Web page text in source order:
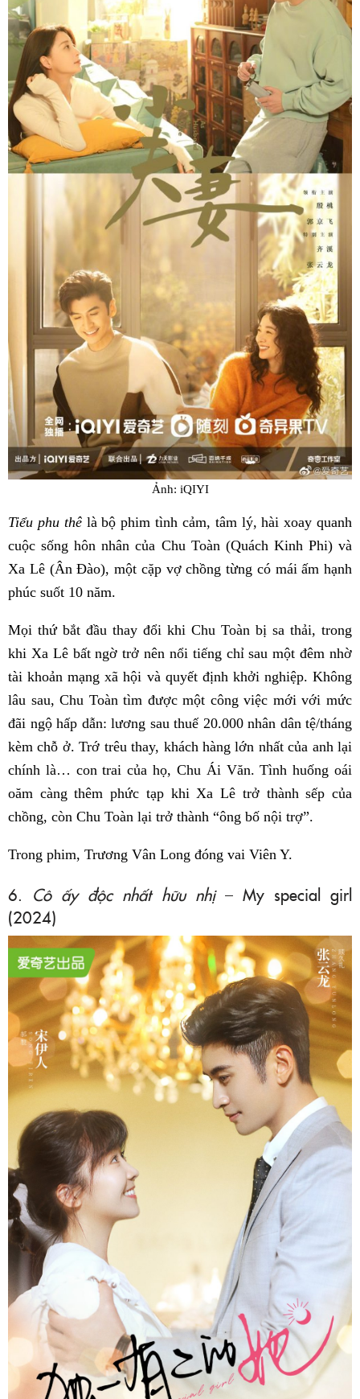
Ảnh: iQIYI
Tiểu phu thêlà bộ phim tình cảm, tâm lý, hài xoay quanh
cuộc sống hôn nhân của Chu Toàn (Quách Kinh Phi) và
Xa Lê (Ân Đào), một cặp vợ chồng từng có mái ấm hạnh
phúc suốt 10 năm.
Mọi thứ bắt đầu thay đổi khi Chu Toàn bị sa thải, trong
khi Xa Lê bất ngờ trở nên nổi tiếng chỉ sau một đêm nhờ
tài khoản mạng xã hội và quyết định khởi nghiệp. Không
lâu sau, Chu Toàn tìm được một công việc mới với mức
đãi ngộ hấp dẫn: lương sau thuế 20.000 nhân dân tệ/tháng
kèm chỗ ở. Trớ trêu thay, khách hàng lớn nhất của anh lại
chính là… con trai của họ, Chu Ái Văn. Tình huống oái
oăm càng thêm phức tạp khi Xa Lê trở thành sếp của
chồng, còn Chu Toàn lại trở thành “ông bố nội trợ”.
Trong phim, Trương Vân Long đóng vai Viên Y.
6. Cô ấy độc nhất hữu nhị– My special girl
(2024)